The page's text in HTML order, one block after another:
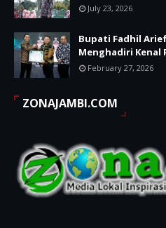
July 23, 2026
Bupati Fadhil
Menghadiri Kenal
February 27, 2026
ZONAJAMBI.COM